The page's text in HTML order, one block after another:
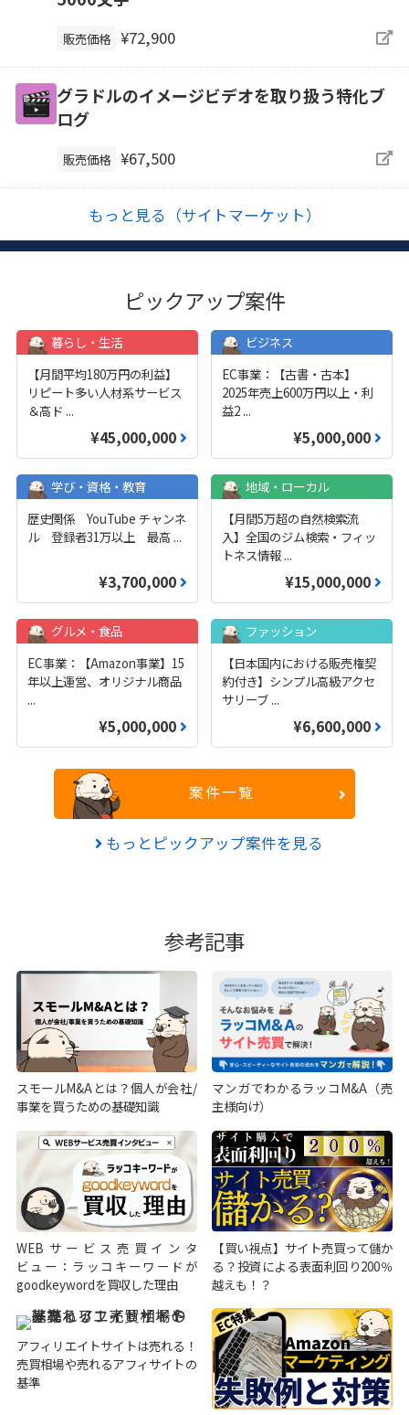
販売価格 ¥72,900
グラドルのイメージビデオを取り扱う特化ブ
ログ
販売価格 ¥67,500
もっと見る（サイトマーケット）
ピックアップ案件
暮らし・生活
【月間平均180万円の利益】
リピート多い人材系サービス
＆高ド ...
¥45,000,000
ビジネス
EC事業：【古書・古本】
2025年売上600万円以上・利
益2 ...
¥5,000,000
学び・資格・教育
歴史関係 YouTube チャンネ
ル 登録者31万以上 最高 ...
¥3,700,000
地域・ローカル
【月間5万超の自然検索流
入】全国のジム検索・フィッ
トネス情報 ...
¥15,000,000
グルメ・食品
EC事業：【Amazon事業】15
年以上運営、オリジナル商品
...
¥5,000,000
ファッション
【日本国内における販売権契
約付き】シンプル高級アクセ
サリーブ ...
¥6,600,000
案件一覧
もっとピックアップ案件を見る
参考記事
スモールM&Aとは？個人が会社/
事業を買うための基礎知識
マンガでわかるラッコM&A（売
主様向け）
WEBサービス売買インタ
ビュー：ラッコキーワードが
goodkeywordを買収した理由
【買い視点】サイト売買って儲か
る？投資による表面利回り200％
越えも！？
アフィリエイトサイトは売れる！
売買相場や売れるアフィサイトの
基準